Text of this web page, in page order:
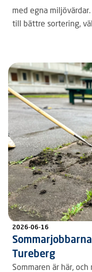
med egna
till bättre sortering,
2026-06-16
Tureberg
Sommaren är här,